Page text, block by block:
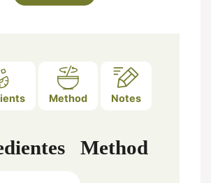
Method Notes
Method